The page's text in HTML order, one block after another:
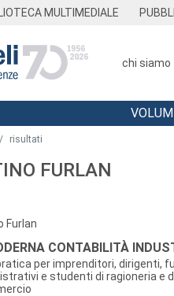
MULTIMEDIALE
chi siamo
risultati
FURLAN
Furlan
CONTABILITÀ
per imprenditori, dirigenti,
e studenti di ragioneria e